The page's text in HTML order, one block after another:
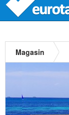
Magasin